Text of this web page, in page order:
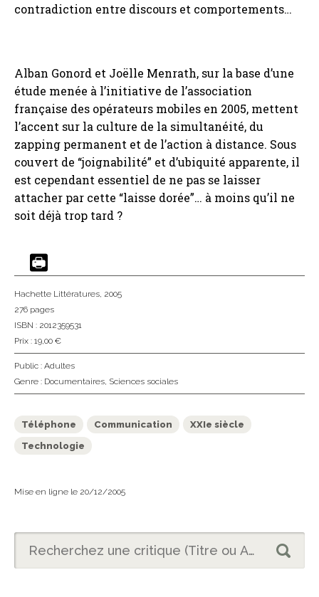
contradiction entre discours et comportements…
Alban Gonord et Joëlle Menrath, sur la base d’une
étude menée à l’initiative de l’association
française des opérateurs mobiles en 2005, mettent
l’accent sur la culture de la simultanéité, du
zapping permanent et de l’action à distance. Sous
couvert de “joignabilité” et d’ubiquité apparente, il
est cependant essentiel de ne pas se laisser
attacher par cette “laisse dorée”… à moins qu’il ne
soit déjà trop tard ?
Hachette Littératures, 2005
276 pages
ISBN : 2012359531
Prix : 19,00 €
Public : Adultes
Genre : Documentaires, Sciences sociales
Téléphone Communication
XXIe siècle
Technologie
Mise en ligne le 20/12/2005